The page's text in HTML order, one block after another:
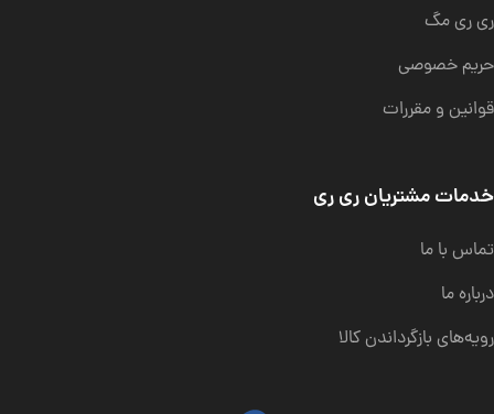
ری ری مگ
حریم خصوصی
قوانین و مقررات
خدمات مشتریان ری ری
تماس با ما
درباره ما
رویه‌های بازگرداندن کالا